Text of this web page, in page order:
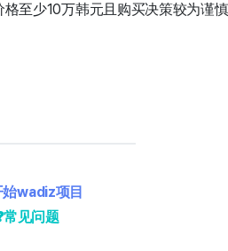
至少10万韩元且购买决策较为谨
始wadiz项目
常见问题